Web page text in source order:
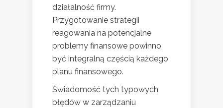
działalność firmy.
Przygotowanie strategii
reagowania na potencjalne
problemy finansowe powinno
być integralną częścią każdego
planu finansowego.
Świadomość tych typowych
błędów w zarządzaniu